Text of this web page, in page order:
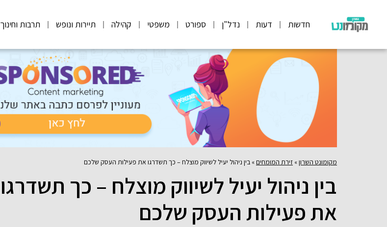
חדשות דעות נדל"ן ספורט משפטי קהילה תיירות ונופש תרבות וחינוך
מקומונט השרון» זירת המומחים» בין ניהול יעיל לשיווק מוצלח – כך תשדרגו את פעילות העסק שלכם
בין ניהול יעיל לשיווק מוצלח – כך תשדרגו
את פעילות העסק שלכם